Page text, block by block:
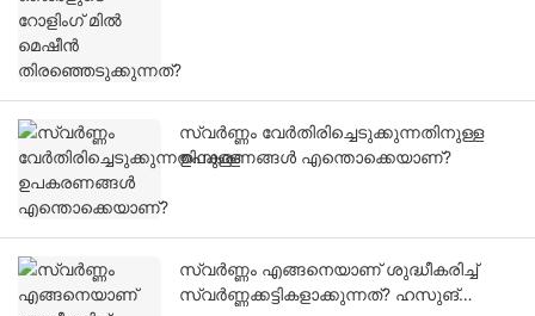
സ്വർണ്ണം വേർതിരിച്ചെടുക്കുന്നതിനുള്ള
ഉപകരണങ്ങൾ എന്തൊക്കെയാണ്?
സ്വർണ്ണം എങ്ങനെയാണ് ശുദ്ധീകരിച്ച്
സ്വർണ്ണക്കട്ടികളാക്കുന്നത്? ഹസുങ്